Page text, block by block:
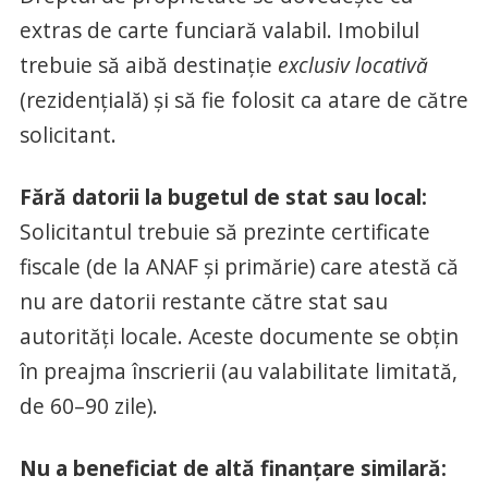
extras de carte funciară valabil. Imobilul
trebuie să aibă destinație exclusiv locativă
(rezidențială) și să fie folosit ca atare de către
solicitant.
Fără datorii la bugetul de stat sau local:
Solicitantul trebuie să prezinte certificate
fiscale (de la ANAF și primărie) care atestă că
nu are datorii restante către stat sau
autorități locale. Aceste documente se obțin
în preajma înscrierii (au valabilitate limitată,
de 60–90 zile).
Nu a beneficiat de altă finanțare similară: